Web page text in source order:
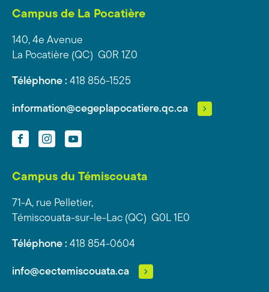
Campus de La Pocatière
140, 4e Avenue
La Pocatière (QC) G0R 1Z0
Téléphone : 418 856-1525
information@cegeplapocatiere.qc.ca
FacebookInstagramYouTube
Campus du Témiscouata
71-A, rue Pelletier,
Témiscouata-sur-le-Lac (QC) G0L 1E0
Téléphone : 418 854-0604
info@cectemiscouata.ca